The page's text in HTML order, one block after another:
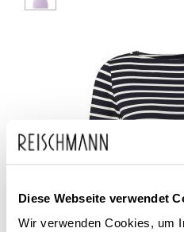
Diese Webseite verwendet
Wir verwenden Cookies, um